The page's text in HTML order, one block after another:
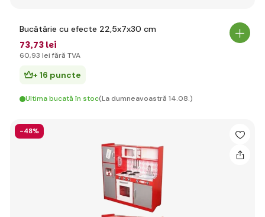
Bucătărie cu efecte 22,5x7x30 cm
73,73 lei
60,93 lei fără TVA
+ 16 puncte
Ultima bucată în stoc(La dumneavoastră 14.08.)
-48%